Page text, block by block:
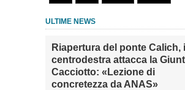
ULTIME NEWS
Riapertura del ponte Calich, il
centrodestra attacca la
Cacciotto: «Lezione di
concretezza da ANAS»